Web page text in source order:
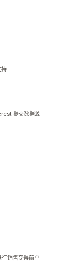
持
提交数据源
销售变得简单